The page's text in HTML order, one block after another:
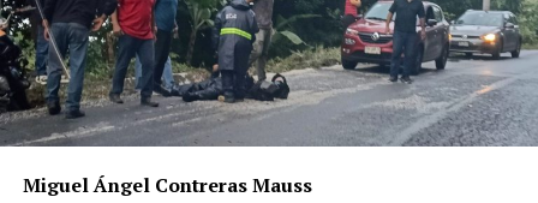
Miguel Ángel Contreras Mauss